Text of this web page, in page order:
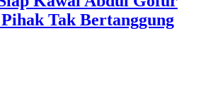
Tak Bertanggung